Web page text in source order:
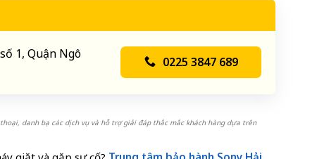
1, Quận Ngô
0225 3847 689
danh bạ các dịch vụ và hỗ trợ giải đáp thắc mắc khách hàng dựa trên